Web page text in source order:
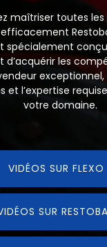
maîtriser toutes les
spécialement
les
et l’expertise
votre domaine.
VIDÉOS SUR
SUR